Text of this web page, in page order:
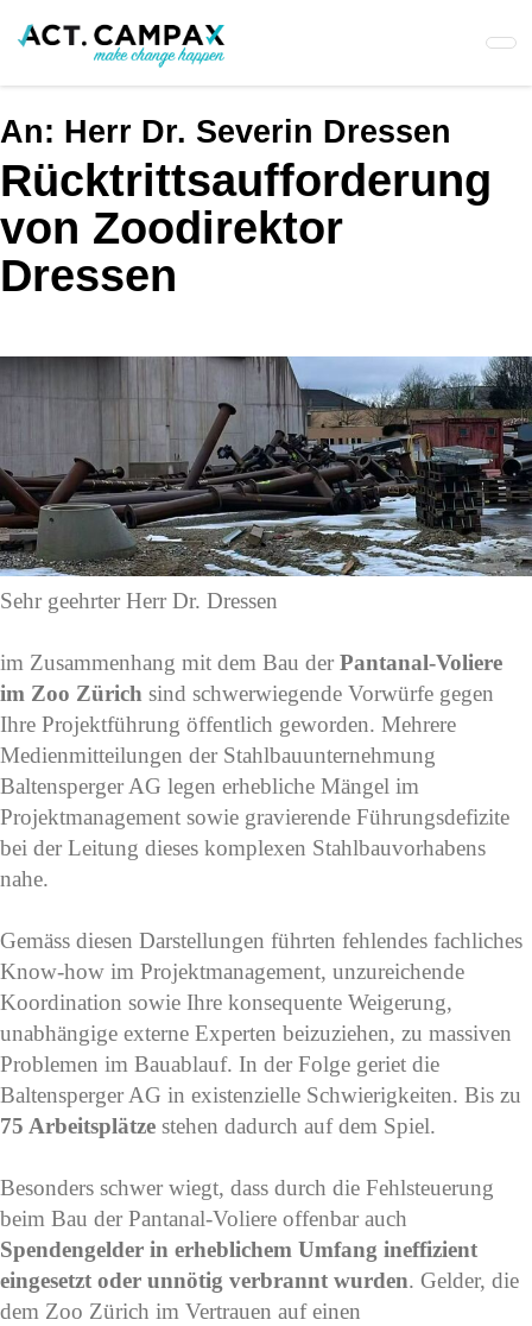
An: Herr Dr. Severin Dressen
Rücktrittsaufforderung
von Zoodirektor
Dressen
Sehr geehrter Herr Dr. Dressen
im Zusammenhang mit dem Bau der Pantanal-Voliere
im Zoo Zürich sind schwerwiegende Vorwürfe gegen
Ihre Projektführung öffentlich geworden. Mehrere
Medienmitteilungen der Stahlbauunternehmung
Baltensperger AG legen erhebliche Mängel im
Projektmanagement sowie gravierende Führungsdefizite
bei der Leitung dieses komplexen Stahlbauvorhabens
nahe.
Gemäss diesen Darstellungen führten fehlendes fachliches
Know-how im Projektmanagement, unzureichende
Koordination sowie Ihre konsequente Weigerung,
unabhängige externe Experten beizuziehen, zu massiven
Problemen im Bauablauf. In der Folge geriet die
Baltensperger AG in existenzielle Schwierigkeiten. Bis zu
75 Arbeitsplätze stehen dadurch auf dem Spiel.
Besonders schwer wiegt, dass durch die Fehlsteuerung
beim Bau der Pantanal-Voliere offenbar auch
Spendengelder in erheblichem Umfang ineffizient
eingesetzt oder unnötig verbrannt wurden. Gelder, die
dem Zoo Zürich im Vertrauen auf einen